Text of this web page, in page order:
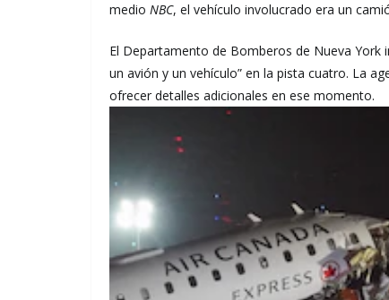
medio NBC, el vehículo involucrado era un
El Departamento de Bomberos de Nueva York
un avión y un vehículo” en la pista cuatro. La
ofrecer detalles adicionales en ese momento.